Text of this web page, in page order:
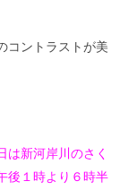
コントラストが美
は新河岸川のさく
後１時より６時半